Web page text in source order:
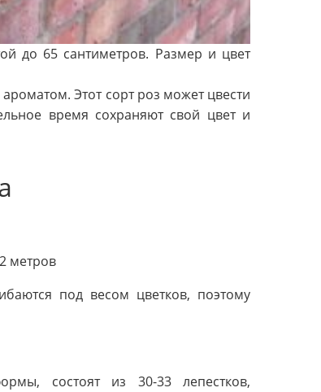
до 65 сантиметров. Размер и цвет
Этот сорт роз может цвести
время сохраняют свой цвет и
метров
под весом цветков, поэтому
состоят из 30-33 лепестков,